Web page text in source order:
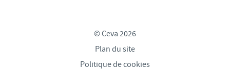
© Ceva 2026
Plan du site
Politique de cookies